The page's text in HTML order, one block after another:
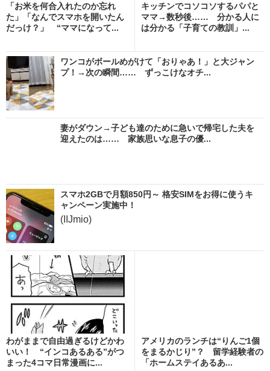
「お米を何合入れたのか忘れ
た」「なんでスマホを開いたん
だっけ？」 “ママになって...
キッチンでコソコソするパパと
ママ→数秒後…… 分かる人に
は分かる「子育ての教訓」...
ワンコがボールめがけて「おりゃあ！」と大ジャン
プ！→次の瞬間…… ずっこけなオチ...
妻がダウン→子ども達のために急いで帰宅した夫を
迎えたのは…… 家族思いな息子の優...
スマホ2GBで月額850円～ 格安SIMをお得に使うキ
ャンペーン実施中！
(IIJmio)
わがままで自由過ぎるけどかわ
いい！ “インコあるある”がつ
まった4コマ日常漫画に...
アメリカのランチは“りんご1個
をまるかじり”？ 留学経験者の
「ホームステイあるあ...